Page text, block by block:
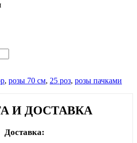
, розы 70 см, 25 роз, розы пачками
И ДОСТАВКА
Доставка: